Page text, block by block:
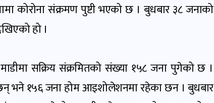
कोरोना संक्रमण पुष्टी भएको छ । बुधबार ३८ जनाको
हो ।
सक्रिय संक्रमितको संख्या १५८ जना पुगेको छ ।
भने १५६ जना होम आइशोलेशनमा रहेका छन । बुधबार